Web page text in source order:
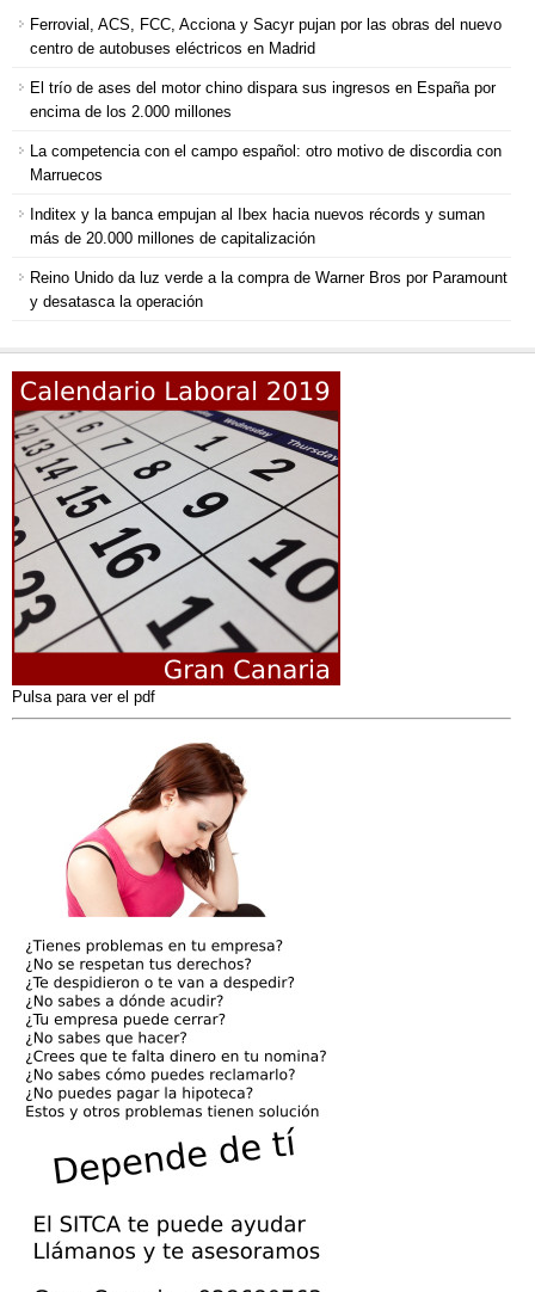
Ferrovial, ACS, FCC, Acciona y Sacyr pujan por las obras del nuevo
centro de autobuses eléctricos en Madrid
El trío de ases del motor chino dispara sus ingresos en España por
encima de los 2.000 millones
La competencia con el campo español: otro motivo de discordia con
Marruecos
Inditex y la banca empujan al Ibex hacia nuevos récords y suman
más de 20.000 millones de capitalización
Reino Unido da luz verde a la compra de Warner Bros por Paramount
y desatasca la operación
Pulsa para ver el pdf